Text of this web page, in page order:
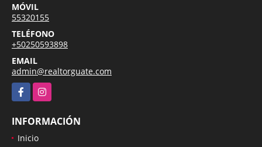
MÓVIL
55320155
TELÉFONO
+50250593898
EMAIL
admin@realtorguate.com
FacebookInstagram
INFORMACIÓN
Inicio